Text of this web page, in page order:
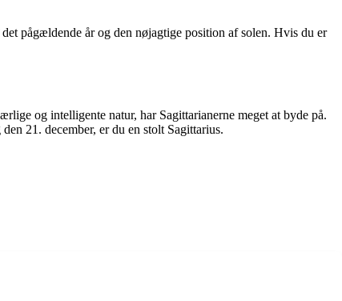
pågældende år og den nøjagtige position af solen. Hvis du er
og intelligente natur, har Sagittarianerne meget at byde på.
21. december, er du en stolt Sagittarius.